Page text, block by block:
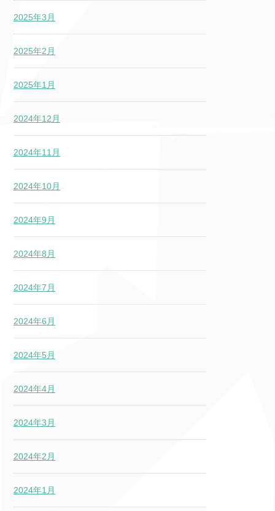
2025年3月
2025年2月
2025年1月
2024年12月
2024年11月
2024年10月
2024年9月
2024年8月
2024年7月
2024年6月
2024年5月
2024年4月
2024年3月
2024年2月
2024年1月